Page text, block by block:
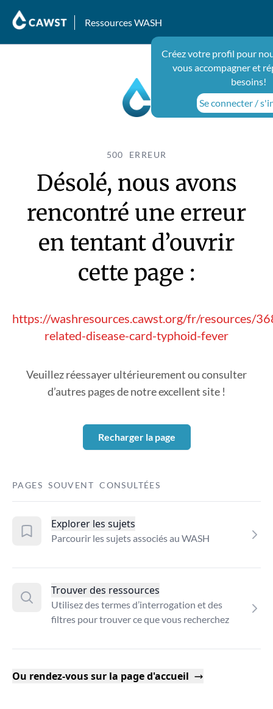
Ressources WASH
Créez votre profil pour
vous accompagner et
besoins!
Se connecter /
500 ERREUR
Désolé, nous avons
rencontré une erreur
en tentant d’ouvrir
cette page :
https://washresources.cawst.org/fr/resources/
related-disease-card-typhoid-fever
Veuillez réessayer ultérieurement ou consulter
d’autres pages de notre excellent site !
Recharger la page
PAGES SOUVENT CONSULTÉES
Explorer les sujets
Parcourir les sujets associés au WASH
Trouver des ressources
Utilisez des termes d’interrogation et des
filtres pour trouver ce que vous recherchez
Ou rendez-vous sur la page d'accueil